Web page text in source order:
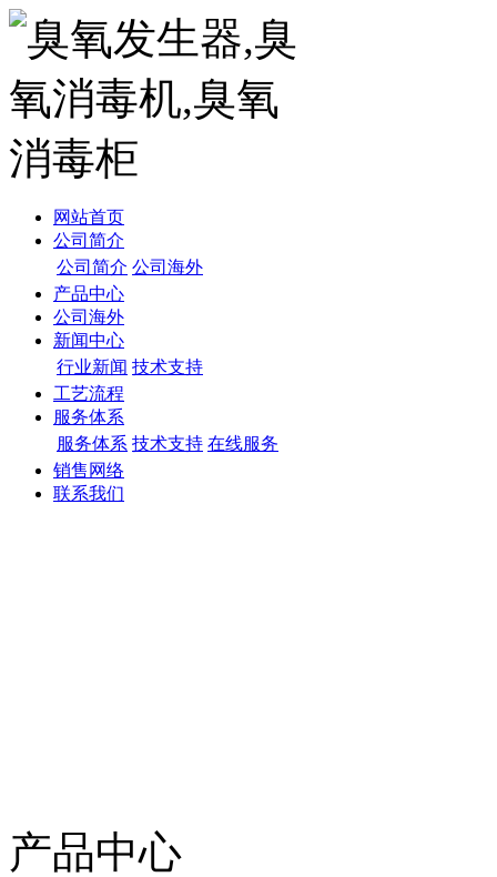
网站首页
公司简介
公司简介 公司海外
产品中心
公司海外
新闻中心
行业新闻 技术支持
工艺流程
服务体系
服务体系 技术支持 在线服务
销售网络
联系我们
产品中心